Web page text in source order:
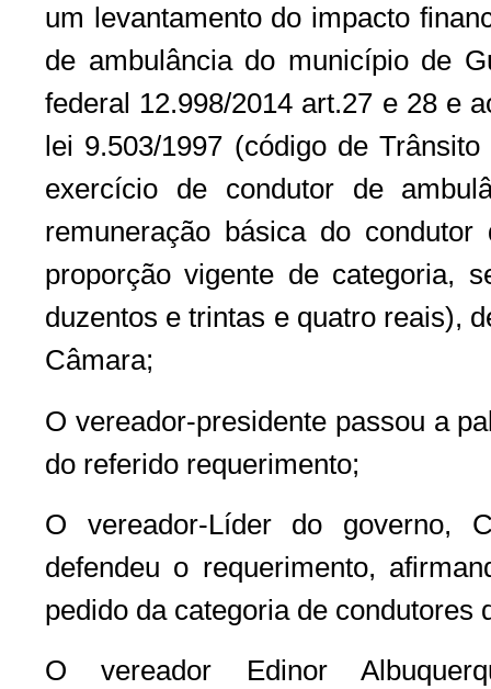
um levantamento do impacto
de ambulância do município de
federal 12.998/2014 art.27 e 28 e
lei 9.503/1997 (código de
exercício de condutor de
remuneração básica do
proporção vigente de categoria,
duzentos e trintas e quatro reais),
Câmara;
O vereador-presidente passou a
do referido requerimento;
O vereador-Líder do governo,
defendeu o requerimento,
pedido da categoria de condutores
O vereador Edinor